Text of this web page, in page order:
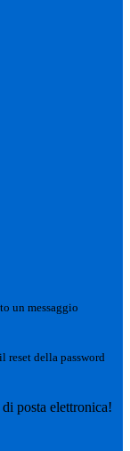
un messaggio
reset della password
posta elettronica!